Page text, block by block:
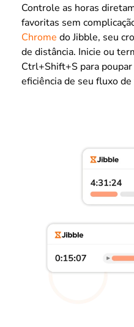
Controle as horas
favoritas sem
Chrome do Jibble, seu
de distância. Inicie ou
Ctrl+Shift+S para
eficiência de seu fluxo